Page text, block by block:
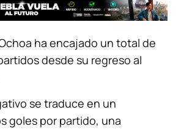
ha encajado un total de
desde su regreso al
se traduce en un
goles por partido, una